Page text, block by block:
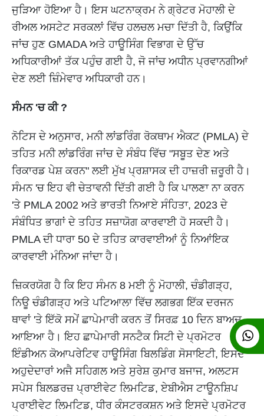
ਜੁੜਿਆ ਹੋਇਆ ਹੈ। ਇਸ ਘਟਨਾਕ੍ਰਮ ਨੇ ਗ੍ਰੇਟਰ ਮੋਹਾਲੀ ਦੇ
ਰੀਅਲ ਅਸਟੇਟ ਸਰਕਲਾਂ ਵਿੱਚ ਹਲਚਲ ਮਚਾ ਦਿੱਤੀ ਹੈ, ਕਿਉਂਕਿ
ਜਾਂਚ ਹੁਣ GMADA ਅਤੇ ਹਾਊਸਿੰਗ ਵਿਭਾਗ ਦੇ ਉੱਚ
ਅਧਿਕਾਰੀਆਂ ਤੱਕ ਪਹੁੰਚ ਗਈ ਹੈ, ਜੋ ਜਾਂਚ ਅਧੀਨ ਪ੍ਰਵਾਨਗੀਆਂ
ਦੇਣ ਲਈ ਜ਼ਿੰਮੇਵਾਰ ਅਧਿਕਾਰੀ ਹਨ।
ਸੰਮਨ 'ਚ ਕੀ ?
ਨੋਟਿਸ ਦੇ ਅਨੁਸਾਰ, ਮਨੀ ਲਾਂਡਰਿੰਗ ਰੋਕਥਾਮ ਐਕਟ (PMLA) ਦੇ
ਤਹਿਤ ਮਨੀ ਲਾਂਡਰਿੰਗ ਜਾਂਚ ਦੇ ਸੰਬੰਧ ਵਿੱਚ "ਸਬੂਤ ਦੇਣ ਅਤੇ
ਰਿਕਾਰਡ ਪੇਸ਼ ਕਰਨ" ਲਈ ਮੁੱਖ ਪ੍ਰਸ਼ਾਸਕ ਦੀ ਹਾਜ਼ਰੀ ਜ਼ਰੂਰੀ ਹੈ।
ਸੰਮਨ 'ਚ ਇਹ ਵੀ ਚੇਤਾਵਨੀ ਦਿੱਤੀ ਗਈ ਹੈ ਕਿ ਪਾਲਣਾ ਨਾ ਕਰਨ
'ਤੇ PMLA 2002 ਅਤੇ ਭਾਰਤੀ ਨਿਆਏ ਸੰਹਿਤਾ, 2023 ਦੇ
ਸੰਬੰਧਿਤ ਭਾਗਾਂ ਦੇ ਤਹਿਤ ਸਜ਼ਾਯੋਗ ਕਾਰਵਾਈ ਹੋ ਸਕਦੀ ਹੈ।
PMLA ਦੀ ਧਾਰਾ 50 ਦੇ ਤਹਿਤ ਕਾਰਵਾਈਆਂ ਨੂੰ ਨਿਆਂਇਕ
ਕਾਰਵਾਈ ਮੰਨਿਆ ਜਾਂਦਾ ਹੈ।
ਜ਼ਿਕਰਯੋਗ ਹੈ ਕਿ ਇਹ ਸੰਮਨ 8 ਮਈ ਨੂੰ ਮੋਹਾਲੀ, ਚੰਡੀਗੜ੍ਹ,
ਨਿਊ ਚੰਡੀਗੜ੍ਹ ਅਤੇ ਪਟਿਆਲਾ ਵਿੱਚ ਲਗਭਗ ਇੱਕ ਦਰਜਨ
ਥਾਵਾਂ 'ਤੇ ਇੱਕੋ ਸਮੇਂ ਛਾਪੇਮਾਰੀ ਕਰਨ ਤੋਂ ਸਿਰਫ਼ 10 ਦਿਨ ਬਾਅਦ
ਆਇਆ ਹੈ। ਇਹ ਛਾਪੇਮਾਰੀ ਸਨਟੈਕ ਸਿਟੀ ਦੇ ਪ੍ਰਮੋਟਰ
ਇੰਡੀਅਨ ਕੋਆਪਰੇਟਿਵ ਹਾਊਸਿੰਗ ਬਿਲਡਿੰਗ ਸੋਸਾਇਟੀ, ਇਸਦੇ
ਅਹੁਦੇਦਾਰਾਂ ਅਜੈ ਸਹਿਗਲ ਅਤੇ ਸੁਰੇਸ਼ ਕੁਮਾਰ ਬਜਾਜ, ਅਲਟਸ
ਸਪੇਸ ਬਿਲਡਰਜ਼ ਪ੍ਰਾਈਵੇਟ ਲਿਮਟਿਡ, ਏਬੀਐਸ ਟਾਊਨਸ਼ਿਪ
ਪ੍ਰਾਈਵੇਟ ਲਿਮਟਿਡ, ਧੀਰ ਕੰਸਟਰਕਸ਼ਨ ਅਤੇ ਇਸਦੇ ਪ੍ਰਮੋਟਰ